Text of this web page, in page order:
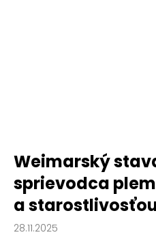
Weimarský
sprievodca
a
28.11.2025